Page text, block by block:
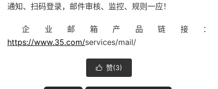
通知、扫码登录，邮件审核、监控、规则一应！
企业邮箱 产品链接：
https://www.35.com/services/mail/
 赞(3)